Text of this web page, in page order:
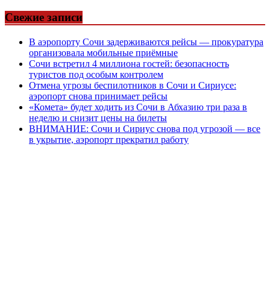
Свежие записи
В аэропорту Сочи задерживаются рейсы — прокуратура
организовала мобильные приёмные
Сочи встретил 4 миллиона гостей: безопасность
туристов под особым контролем
Отмена угрозы беспилотников в Сочи и Сириусе:
аэропорт снова принимает рейсы
«Комета» будет ходить из Сочи в Абхазию три раза в
неделю и снизит цены на билеты
ВНИМАНИЕ: Сочи и Сириус снова под угрозой — все
в укрытие, аэропорт прекратил работу